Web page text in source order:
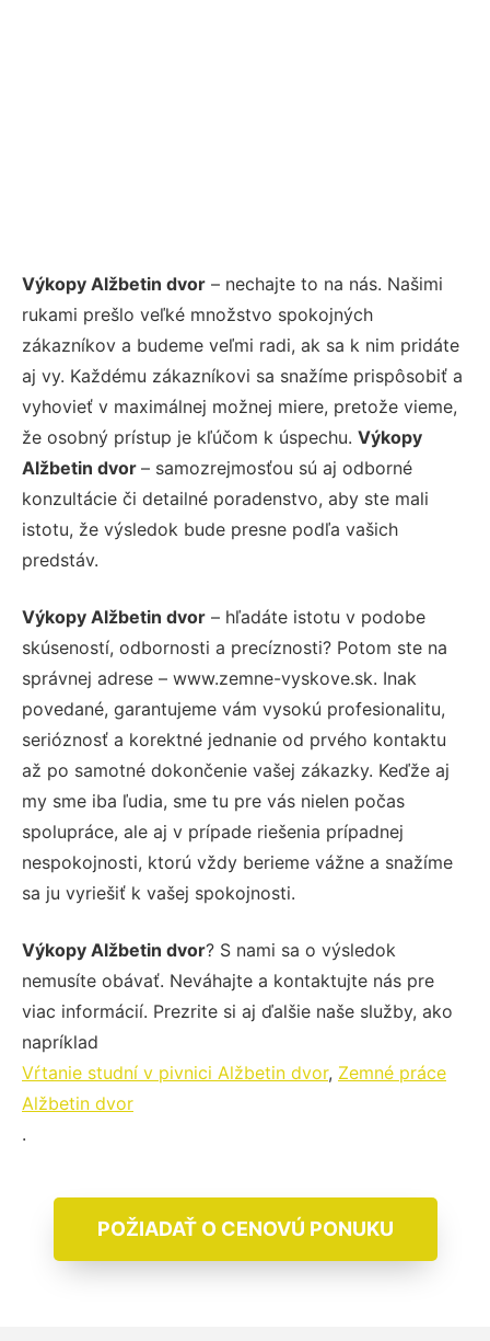
Výkopy Alžbetin dvor – nechajte to na nás. Našimi
rukami prešlo veľké množstvo spokojných
zákazníkov a budeme veľmi radi, ak sa k nim pridáte
aj vy. Každému zákazníkovi sa snažíme prispôsobiť a
vyhovieť v maximálnej možnej miere, pretože vieme,
že osobný prístup je kľúčom k úspechu. Výkopy
Alžbetin dvor – samozrejmosťou sú aj odborné
konzultácie či detailné poradenstvo, aby ste mali
istotu, že výsledok bude presne podľa vašich
predstáv.
Výkopy Alžbetin dvor – hľadáte istotu v podobe
skúseností, odbornosti a precíznosti? Potom ste na
správnej adrese – www.zemne-vyskove.sk. Inak
povedané, garantujeme vám vysokú profesionalitu,
serióznosť a korektné jednanie od prvého kontaktu
až po samotné dokončenie vašej zákazky. Keďže aj
my sme iba ľudia, sme tu pre vás nielen počas
spolupráce, ale aj v prípade riešenia prípadnej
nespokojnosti, ktorú vždy berieme vážne a snažíme
sa ju vyriešiť k vašej spokojnosti.
Výkopy Alžbetin dvor? S nami sa o výsledok
nemusíte obávať. Neváhajte a kontaktujte nás pre
viac informácií. Prezrite si aj ďalšie naše služby, ako
napríklad
Vŕtanie studní v pivnici Alžbetin dvor, Zemné práce
Alžbetin dvor
.
POŽIADAŤ O CENOVÚ PONUKU